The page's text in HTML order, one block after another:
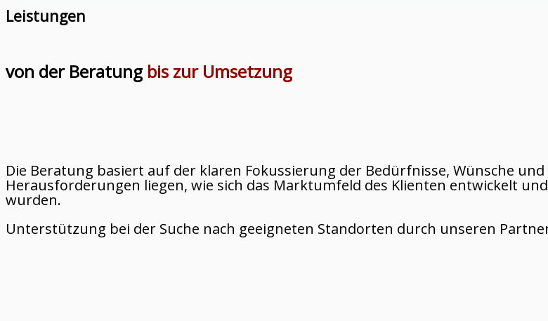
Leistungen
von der Beratung bis zur Umsetzung
Die Beratung basiert auf der klaren Fokussierung der Bedürfnisse, Wünsche
Herausforderungen liegen, wie sich das Marktumfeld des Klienten entwickelt
wurden.
Unterstützung bei der Suche nach geeigneten Standorten durch unseren